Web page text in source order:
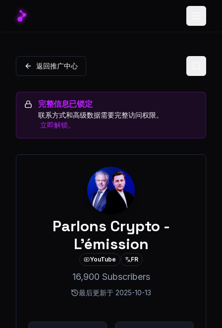
返回推广中心
完整信息已锁定
联系方式和高级数据需要完整访问权限。
立即解锁。
Parlons Crypto -
L'émission
YouTube FR
16,900 Subscribers
最后更新于 2025-10-13